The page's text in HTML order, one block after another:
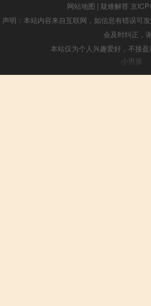
网站地图 | 疑难解答 京
声明：本站内容来自互联网，如信息有错误可
会及时纠正，
本站仅为个人兴趣爱好，不接
小男孩